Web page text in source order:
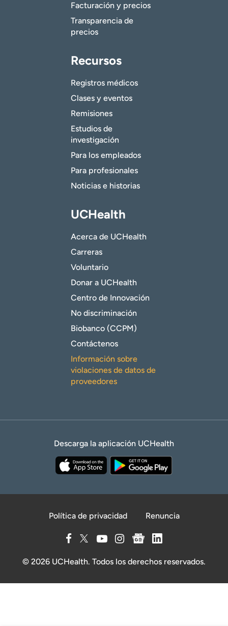
Facturación y precios
Transparencia de
precios
Recursos
Registros médicos
Clases y eventos
Remisiones
Estudios de
investigación
Para los empleados
Para profesionales
Noticias e historias
UCHealth
Acerca de UCHealth
Carreras
Voluntario
Donar a UCHealth
Centro de Innovación
No discriminación
Biobanco (CCPM)
Contáctenos
Información sobre
violaciones de datos de
proveedores
Descarga la aplicación UCHealth
Política de privacidad Renuncia
© 2026 UCHealth. Todos los derechos reservados.